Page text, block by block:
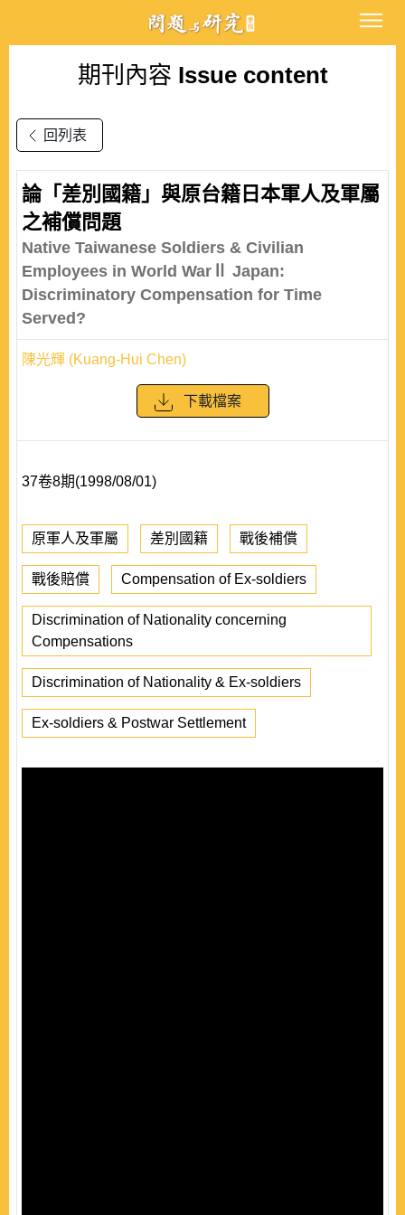
期刊內容 Issue content
回列表
論「差別國籍」與原台籍日本軍人及軍屬
之補償問題
Native Taiwanese Soldiers & Civilian
Employees in World WarⅡ Japan:
Discriminatory Compensation for Time
Served?
陳光輝 (Kuang-Hui Chen)
下載檔案
37卷8期(1998/08/01)
原軍人及軍屬 差別國籍 戰後補償
戰後賠償 Compensation of Ex-soldiers
Discrimination of Nationality concerning
Compensations
Discrimination of Nationality & Ex-soldiers
Ex-soldiers & Postwar Settlement